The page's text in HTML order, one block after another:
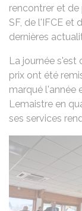
rencontrer et de
SF, de l'IFCE et
dernières
La journée s'est
prix ont été
marqué l'année
Lemaistre en
ses services